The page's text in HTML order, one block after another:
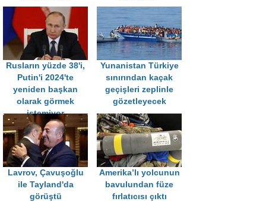
Rusların yüzde 38'i,
Putin'i 2024'te
yeniden başkan
olarak görmek
istemiyor
Yunanistan Türkiye
sınırından kaçak
geçişleri zeplinle
gözetleyecek
Lavrov, Çavuşoğlu
ile Tayland'da
görüştü
Amerika’lı yolcunun
bavulundan füze
fırlatıcısı çıktı